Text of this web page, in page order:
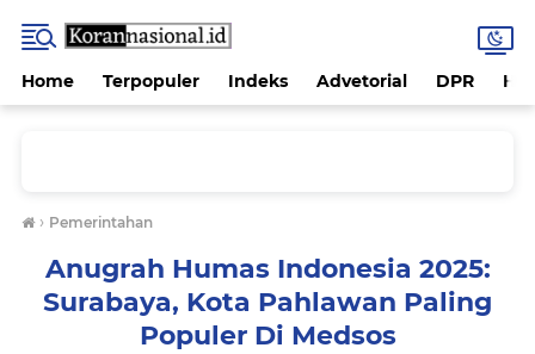
Home Terpopuler Indeks Advetorial DPR
› Pemerintahan
Anugrah Humas Indonesia 2025:
Surabaya, Kota Pahlawan Paling
Populer Di Medsos